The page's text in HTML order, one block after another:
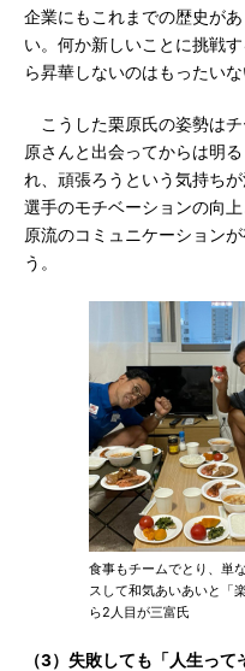
企業にもこれまでの歴史が
い。何か新しいことに挑戦
ら昇華しないのはもったいな
こうした栗原氏の姿勢は
原さんと出会ってからは明
れ、頑張ろうという気持ち
選手のモチベーションの向
原流のコミュニケーション
う。
食事もチームでとり、単
スして和気あいあいと「
ら2人目が三富氏
（3）失敗しても「人生っ